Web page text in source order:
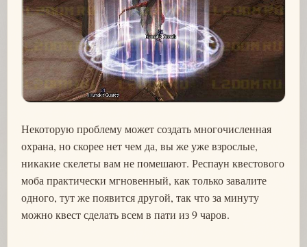
Некоторую проблему может создать многочисленная
охрана, но скорее нет чем да, вы же уже взрослые,
никакие скелеты вам не помешают. Респаун квестового
моба практически мгновенный, как только завалите
одного, тут же появится другой, так что за минуту
можно квест сделать всем в пати из 9 чаров.